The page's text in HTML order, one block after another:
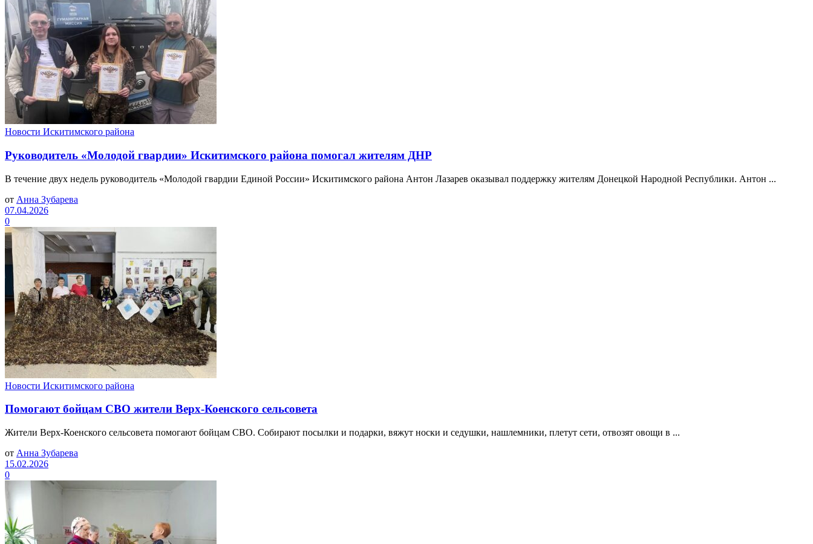
Новости Искитимского района
Руководитель «Молодой гвардии» Искитимского района помогал жителям ДНР
В течение двух недель руководитель «Молодой гвардии Единой России» Искитимского района Антон Лазарев оказывал поддержку жителям Донецкой Народной Республики. Антон ...
от Анна Зубарева
07.04.2026
0
Новости Искитимского района
Помогают бойцам СВО жители Верх-Коенского сельсовета
Жители Верх-Коенского сельсовета помогают бойцам СВО. Собирают посылки и подарки, вяжут носки и седушки, нашлемники, плетут сети, отвозят овощи в ...
от Анна Зубарева
15.02.2026
0